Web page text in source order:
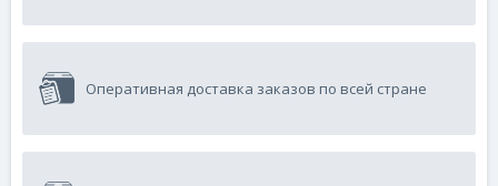
Оперативная доставка заказов по всей стране